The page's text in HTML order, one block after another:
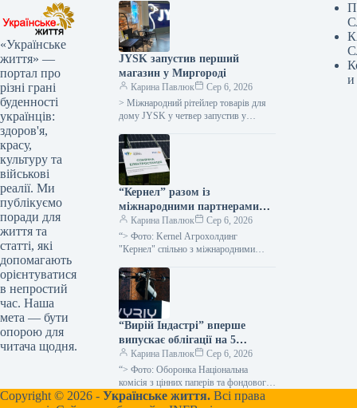
«Українське
життя» —
портал про
різні грані
буденності
українців:
здоров'я,
красу,
культуру та
військові
реалії. Ми
публікуємо
поради для
життя та
статті, які
допомагають
орієнтуватися
в непростий
час. Наша
мета — бути
опорою для
читача щодня.
JYSK запустив перший
магазин у Миргороді
Карина Павлюк
Сер 6, 2026
> Міжнародний рітейлер товарів для
дому JYSK у четвер запустив у
Миргород, що на Полтавщині,…
“Кернел” разом із
міжнародними партнерами
запускає сонячні
електростанції в громадах
поблизу лінії фронту: перші 7
уже функціонують
Карина Павлюк
Сер 6, 2026
“> Фото: Kernel Агрохолдинг
"Кернел" спільно з міжнародними
автономної сонячної генерації в
регіонах, наближених до лінії фронту:
…
“Вирій Індастрі” вперше
випускає облігації на 5
мільярдів гривень
Карина Павлюк
Сер 6, 2026
“> Фото: Оборонка Національна
комісія з цінних паперів та фондового
ринку (НКЦПФР) провела реєстрацію
и
Copyright © 2026 - Українське життя. Всі права